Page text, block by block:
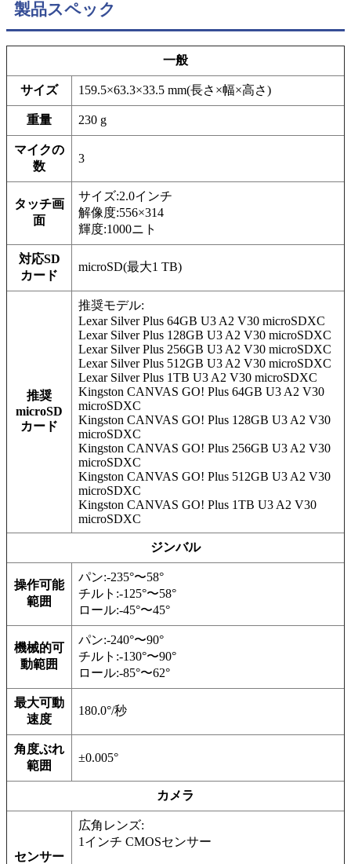
製品スペック
一般
サイズ 159.5×63.3×33.5 mm(長さ×幅×高さ)
重量 230 g
マイクの
数
3
タッチ画
面
サイズ:2.0インチ
解像度:556×314
輝度:1000ニト
対応SD
カード
microSD(最大1 TB)
推奨
microSD
カード
推奨モデル:
Lexar Silver Plus 64GB U3 A2 V30 microSDXC
Lexar Silver Plus 128GB U3 A2 V30 microSDXC
Lexar Silver Plus 256GB U3 A2 V30 microSDXC
Lexar Silver Plus 512GB U3 A2 V30 microSDXC
Lexar Silver Plus 1TB U3 A2 V30 microSDXC
Kingston CANVAS GO! Plus 64GB U3 A2 V30
microSDXC
Kingston CANVAS GO! Plus 128GB U3 A2 V30
microSDXC
Kingston CANVAS GO! Plus 256GB U3 A2 V30
microSDXC
Kingston CANVAS GO! Plus 512GB U3 A2 V30
microSDXC
Kingston CANVAS GO! Plus 1TB U3 A2 V30
microSDXC
ジンバル
操作可能
範囲
パン:-235°〜58°
チルト:-125°〜58°
ロール:-45°〜45°
機械的可
動範囲
パン:-240°〜90°
チルト:-130°〜90°
ロール:-85°〜62°
最大可動
速度
180.0°/秒
角度ぶれ
範囲
±0.005°
カメラ
センサー
広角レンズ:
1インチ CMOSセンサー